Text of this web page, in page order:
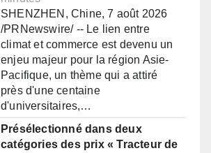
SHENZHEN, Chine, 7 août 2026
/PRNewswire/ -- Le lien entre
climat et commerce est devenu un
enjeu majeur pour la région Asie-
Pacifique, un thème qui a attiré
près d'une centaine
d'universitaires,…
Présélectionné dans deux
catégories des prix « Tracteur de